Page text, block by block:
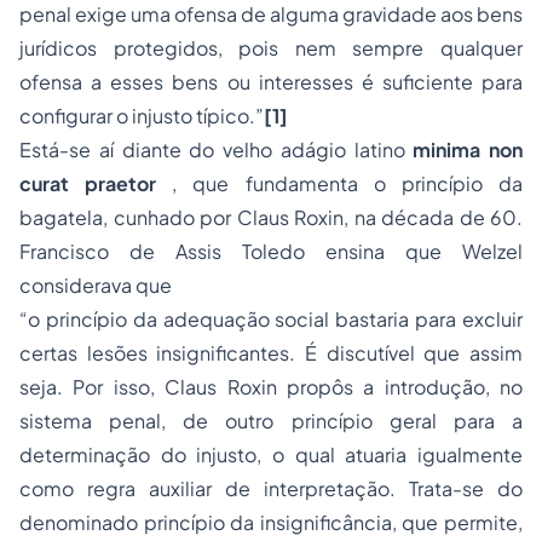
penal exige uma ofensa de alguma gravidade aos bens
jurídicos protegidos, pois nem sempre qualquer
ofensa a esses bens ou interesses é suficiente para
configurar o injusto típico.”[1]
Está-se aí diante do velho adágio latino minima non
curat praetor , que fundamenta o princípio da
bagatela, cunhado por Claus Roxin, na década de 60.
Francisco de Assis Toledo ensina que Welzel
considerava que
“o princípio da adequação social bastaria para excluir
certas lesões insignificantes. É discutível que assim
seja. Por isso, Claus Roxin propôs a introdução, no
sistema penal, de outro princípio geral para a
determinação do injusto, o qual atuaria igualmente
como regra auxiliar de interpretação. Trata-se do
denominado princípio da insignificância, que permite,